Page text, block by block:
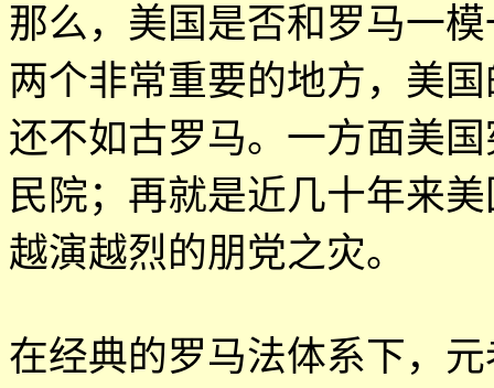
那么，美国是否和罗马一
两个非常重要的地方，美
还不如古罗马。一方面美
民院；再就是近几十年来
越演越烈的朋党之灾。
在经典的罗马法体系下，